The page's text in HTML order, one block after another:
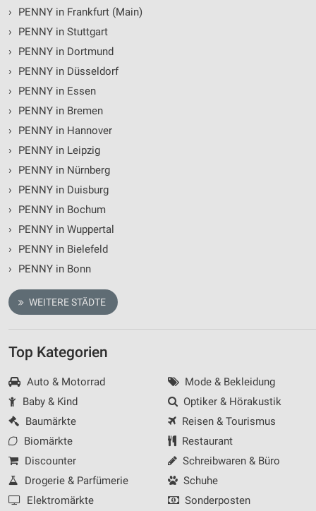
›
PENNY in Frankfurt (Main)
›
PENNY in Stuttgart
›
PENNY in Dortmund
›
PENNY in Düsseldorf
›
PENNY in Essen
›
PENNY in Bremen
›
PENNY in Hannover
›
PENNY in Leipzig
›
PENNY in Nürnberg
›
PENNY in Duisburg
›
PENNY in Bochum
›
PENNY in Wuppertal
›
PENNY in Bielefeld
›
PENNY in Bonn
WEITERE STÄDTE
Top Kategorien
Auto & Motorrad
Baby & Kind
Baumärkte
Biomärkte
Discounter
Drogerie & Parfümerie
Elektromärkte
Mode & Bekleidung
Optiker & Hörakustik
Reisen & Tourismus
Restaurant
Schreibwaren & Büro
Schuhe
Sonderposten